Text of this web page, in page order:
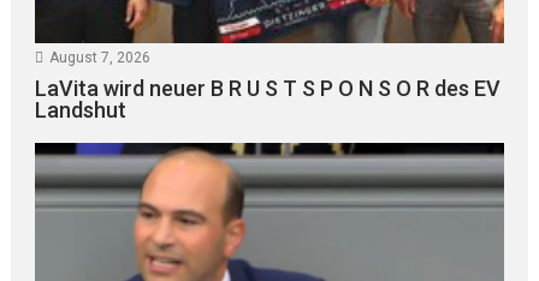
August 7, 2026
LaVita wird neuer B R U S T S P O N S O R des EV
Landshut